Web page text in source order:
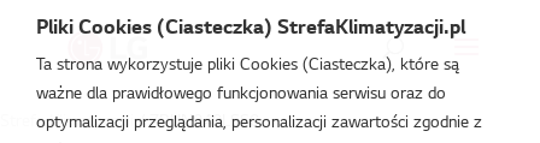
Strefa Klimatyzacji /ZRUN040LSS0
Pliki Cookies (Ciasteczka) StrefaKlimatyzacji.pl
Ta strona wykorzystuje pliki Cookies (Ciasteczka), które są
ważne dla prawidłowego funkcjonowania serwisu oraz do
optymalizacji przeglądania, personalizacji zawartości zgodnie z